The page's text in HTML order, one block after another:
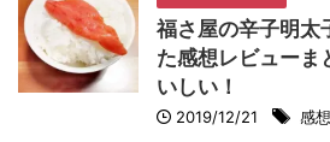
福さ屋の辛子明太
た感想レビューま
いしい！
2019/12/21 感想